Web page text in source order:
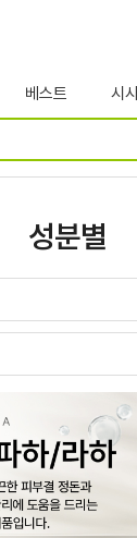
베스트 시
성분별